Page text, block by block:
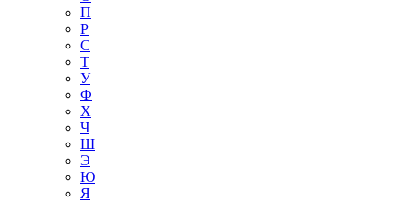
П
Р
С
Т
У
Ф
Х
Ч
Ш
Э
Ю
Я